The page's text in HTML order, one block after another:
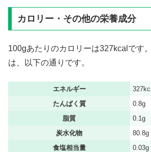
カロリー・その他の栄養成分
100gあたりのカロリーは327kcalです
は、以下の通りです。
エネルギー
たんぱく質
0.8g
脂質
0.1g
炭水化物
80.8g
食塩相当量
0.03g